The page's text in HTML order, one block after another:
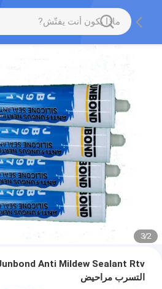
2
/
3
التسرب مراحيض